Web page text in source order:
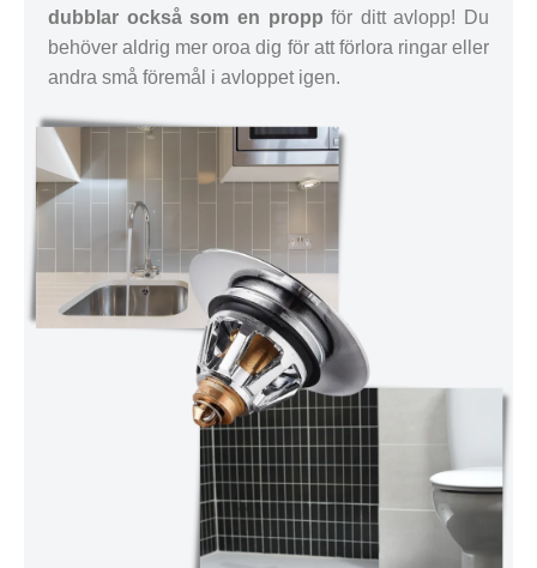
dubblar också som en propp för ditt avlopp! Du
behöver aldrig mer oroa dig för att förlora ringar eller
andra små föremål i avloppet igen.